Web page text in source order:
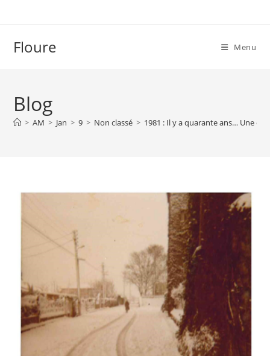
Floure Menu
Blog
> AM > Jan > 9 > Non classé > 1981 : Il y a quarante ans… Une